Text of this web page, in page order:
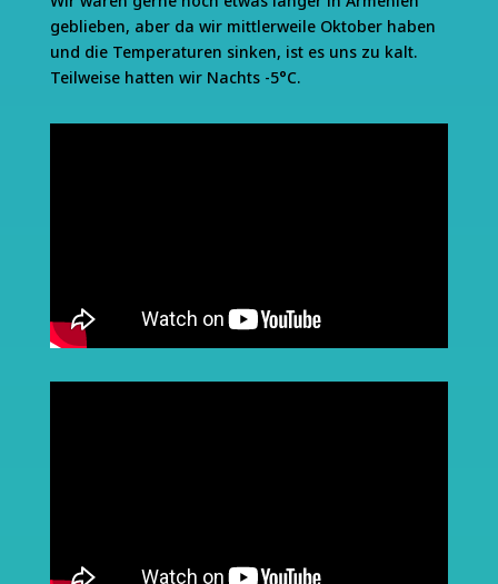
geblieben, aber da wir mittlerweile Oktober haben
und die Temperaturen sinken, ist es uns zu kalt.
Teilweise hatten wir Nachts -5°C.